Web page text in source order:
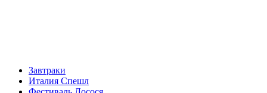
Завтраки
Италия Спешл